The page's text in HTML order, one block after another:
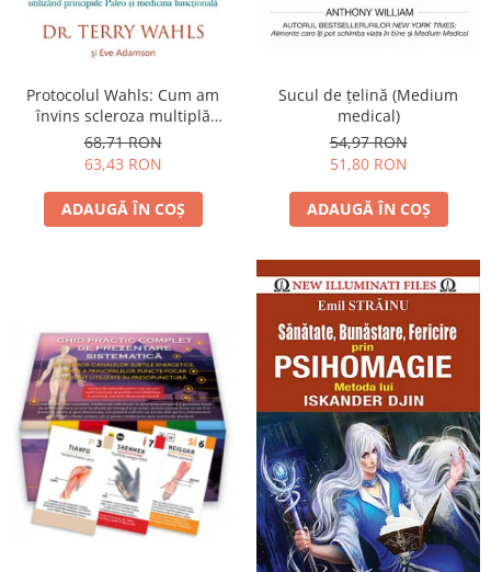
Protocolul Wahls: Cum am
învins scleroza multiplă
progresivă utilizând
principiile Paleo şi medicina
funcţională
68,71 RON
63,43 RON
ADAUGĂ ÎN COȘ
Sucul de ţelină (Medium
medical)
54,97 RON
51,80 RON
ADAUGĂ ÎN COȘ